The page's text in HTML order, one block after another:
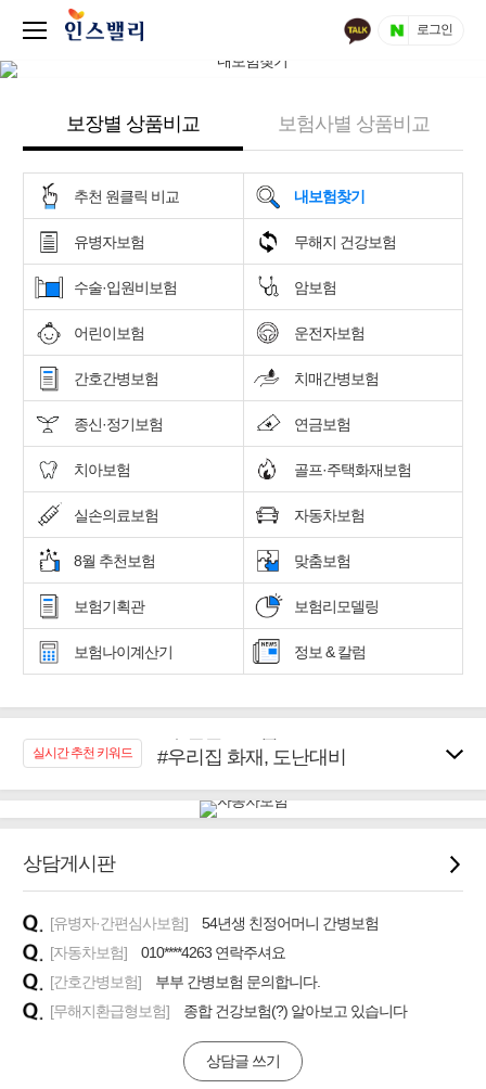
로그인
보장별 상품비교 보험사별 상품비교
추천 원클릭 비교 내보험찾기
유병자보험 무해지 건강보험
수술·입원비보험 암보험
어린이보험 운전자보험
간호간병보험 치매간병보험
종신·정기보험 연금보험
치아보험 골프·주택화재보험
실손의료보험 자동차보험
8월 추천보험 맞춤보험
보험기획관 보험리모델링
보험나이계산기 정보 & 칼럼
실시간 추천 키워드
#우리집 화재, 도난대비
#임플란트, 치아치료보장
#무해지 건강보험
#바뀌기전에 4세대 가입
#추천골프보험
상담게시판
[유병자·간편심사보험]
54년생 친정어머니 간병보험
[자동차보험]
010****4263 연락주셔요
[간호간병보험]
부부 간병보험 문의합니다.
[무해지환급형보험]
종합 건강보험(?) 알아보고 있습니다
상담글 쓰기